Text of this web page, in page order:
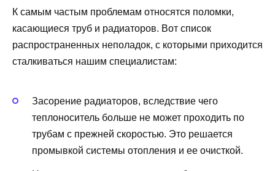
К самым частым проблемам относятся поломки,
касающиеся труб и радиаторов. Вот список
распространенных неполадок, с которыми приходится
сталкиваться нашим специалистам:
Засорение радиаторов, вследствие чего
теплоноситель больше не может проходить по
трубам с прежней скоростью. Это решается
промывкой системы отопления и ее очисткой.